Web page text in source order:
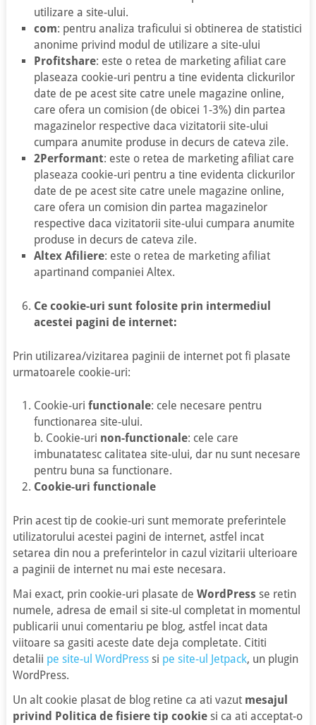
utilizare a site-ului.
com: pentru analiza traficului si obtinerea de statistici
anonime privind modul de utilizare a site-ului
Profitshare: este o retea de marketing afiliat care
plaseaza cookie-uri pentru a tine evidenta clickurilor
date de pe acest site catre unele magazine online,
care ofera un comision (de obicei 1-3%) din partea
magazinelor respective daca vizitatorii site-ului
cumpara anumite produse in decurs de cateva zile.
2Performant: este o retea de marketing afiliat care
plaseaza cookie-uri pentru a tine evidenta clickurilor
date de pe acest site catre unele magazine online,
care ofera un comision din partea magazinelor
respective daca vizitatorii site-ului cumpara anumite
produse in decurs de cateva zile.
Altex Afiliere: este o retea de marketing afiliat
apartinand companiei Altex.
Ce cookie-uri sunt folosite prin intermediul
acestei pagini de internet:
Prin utilizarea/vizitarea paginii de internet pot fi plasate
urmatoarele cookie-uri:
Cookie-uri functionale: cele necesare pentru
functionarea site-ului.
b. Cookie-uri non-functionale: cele care
imbunatatesc calitatea site-ului, dar nu sunt necesare
pentru buna sa functionare.
Cookie-uri functionale
Prin acest tip de cookie-uri sunt memorate preferintele
utilizatorului acestei pagini de internet, astfel incat
setarea din nou a preferintelor in cazul vizitarii ulterioare
a paginii de internet nu mai este necesara.
Mai exact, prin cookie-uri plasate de WordPress se retin
numele, adresa de email si site-ul completat in momentul
publicarii unui comentariu pe blog, astfel incat data
viitoare sa gasiti aceste date deja completate. Cititi
detalii pe site-ul WordPresssi pe site-ul Jetpack, un plugin
WordPress.
Un alt cookie plasat de blog retine ca ati vazut mesajul
privind Politica de fisiere tip cookiesi ca ati acceptat-o